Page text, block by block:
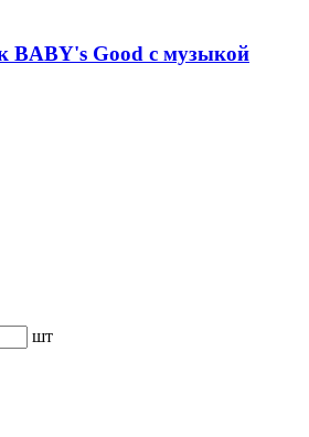
Good с музыкой
шт